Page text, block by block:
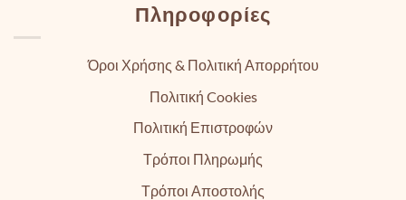
Πληροφορίες
Όροι Χρήσης & Πολιτική Απορρήτου
Πολιτική Cookies
Πολιτική Επιστροφών
Τρόποι Πληρωμής
Τρόποι Αποστολής